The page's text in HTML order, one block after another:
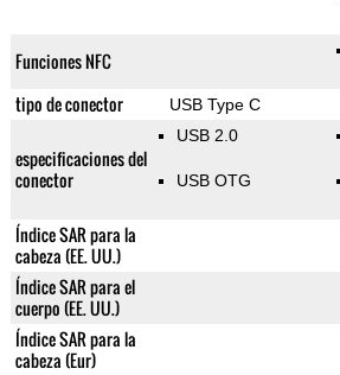
Funciones NFC
tipo de conector USB Type C
especificaciones del
conector
USB 2.0
USB OTG
Índice SAR para la
cabeza (EE. UU.)
Índice SAR para el
cuerpo (EE. UU.)
Índice SAR para la
cabeza (Eur)